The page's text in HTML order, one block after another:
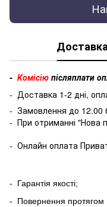
- Комісію післяплати
- Доставка 1-2 дні,
- Замовлення до 12.00
- При отриманні "Нова
- Онлайн оплата
- Гарантія якості;
- Повернення протягом